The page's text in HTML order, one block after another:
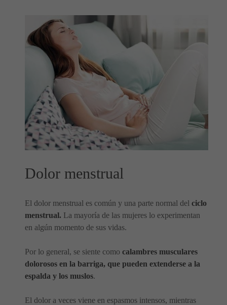
Dolor menstrual
El dolor menstrual es común y una parte normal del ciclo
menstrual. La mayoría de las mujeres lo experimentan
en algún momento de sus vidas.
Por lo general, se siente como calambres musculares
dolorosos en la barriga, que pueden extenderse a la
espalda y los muslos.
El dolor a veces viene en espasmos intensos, mientras